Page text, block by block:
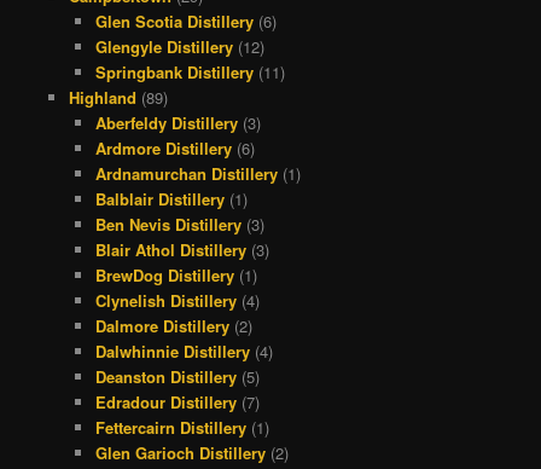
Glen Scotia Distillery (6)
Glengyle Distillery (12)
Springbank Distillery (11)
Highland (89)
Aberfeldy Distillery (3)
Ardmore Distillery (6)
Ardnamurchan Distillery (1)
Balblair Distillery (1)
Ben Nevis Distillery (3)
Blair Athol Distillery (3)
BrewDog Distillery (1)
Clynelish Distillery (4)
Dalmore Distillery (2)
Dalwhinnie Distillery (4)
Deanston Distillery (5)
Edradour Distillery (7)
Fettercairn Distillery (1)
Glen Garioch Distillery (2)